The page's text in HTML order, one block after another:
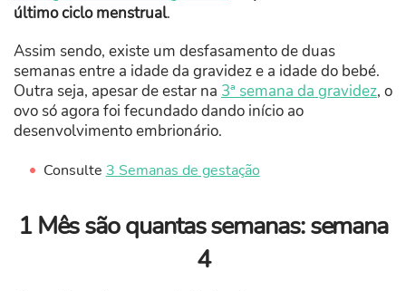
último ciclo menstrual.
Assim sendo, existe um desfasamento de duas
semanas entre a idade da gravidez e a idade do bebé.
Outra seja, apesar de estar na 3ª semana da gravidez, o
ovo só agora foi fecundado dando início ao
desenvolvimento embrionário.
Consulte 3 Semanas de gestação
1 Mês são quantas semanas: semana
4